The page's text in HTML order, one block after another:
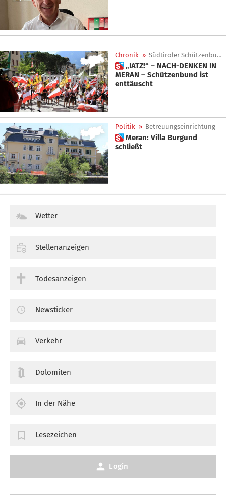
Chronik » Südtiroler Schützenbund
 „IATZ!“ – NACH-DENKEN IN
MERAN – Schützenbund ist
enttäuscht
Politik » Betreuungseinrichtung
 Meran: Villa Burgund
schließt
Wetter
Stellenanzeigen
Todesanzeigen
Newsticker
Verkehr
Dolomiten
In der Nähe
Lesezeichen
Login